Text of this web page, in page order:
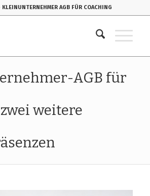
KLEINUNTERNEHMER AGB FÜR COACHING
AGB für
weitere